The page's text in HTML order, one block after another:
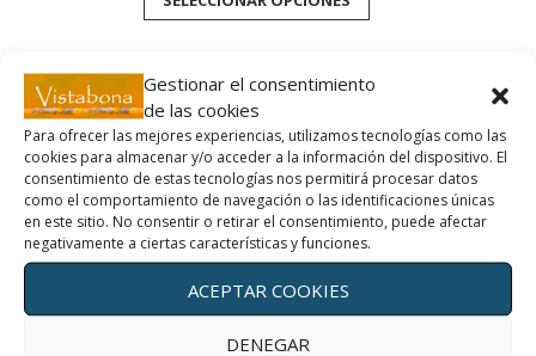
Gestionar el consentimiento
de las cookies
Para ofrecer las mejores experiencias, utilizamos tecnologías como las
cookies para almacenar y/o acceder a la información del dispositivo. El
consentimiento de estas tecnologías nos permitirá procesar datos
como el comportamiento de navegación o las identificaciones únicas
en este sitio. No consentir o retirar el consentimiento, puede afectar
negativamente a ciertas características y funciones.
ACEPTAR COOKIES
DENEGAR
precios:
hasta
tiene
Las
opciones
pueden
elegir
en
la
página
de
Movimiento y profundidad, un regalo para tus ojos
Un día con mis ojos